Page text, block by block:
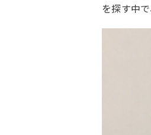
を探す中